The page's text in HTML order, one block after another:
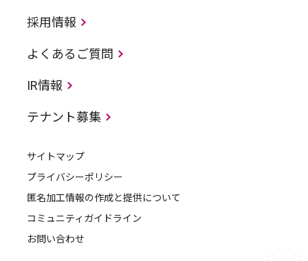
採用情報
よくあるご質問
IR情報
テナント募集
サイトマップ
プライバシーポリシー
匿名加工情報の作成と提供について
コミュニティガイドライン
お問い合わせ